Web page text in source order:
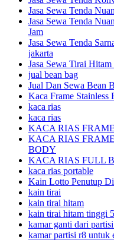
Jasa Sewa Tenda
Jasa Sewa Tenda
Jam
Jasa Sewa Tenda
jakarta
Jasa Sewa Tirai
jual bean bag
Jual Dan Sewa Bean
Kaca Frame Stainless
kaca rias
kaca rias
KACA RIAS
KACA RIAS
BODY
KACA RIAS FULL
kaca rias portable
Kain Lotto Penutup
kain tirai
kain tirai hitam
kain tirai hitam tinggi
kamar ganti dari
kamar partisi r8 untuk